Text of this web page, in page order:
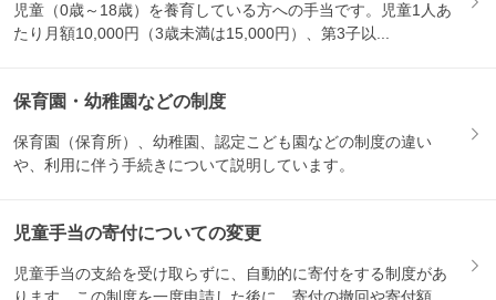
児童（0歳～18歳）を養育している方への手当です。児童1人あ
たり月額10,000円（3歳未満は15,000円）、第3子以...
保育園・幼稚園などの制度
保育園（保育所）、幼稚園、認定こども園などの制度の違い
や、利用に伴う手続きについて説明しています。
児童手当の寄付についての変更
児童手当の支給を受け取らずに、自動的に寄付をする制度があ